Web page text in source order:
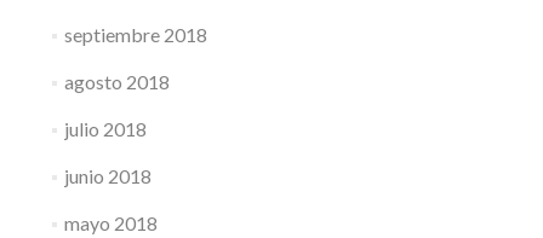
septiembre 2018
agosto 2018
julio 2018
junio 2018
mayo 2018